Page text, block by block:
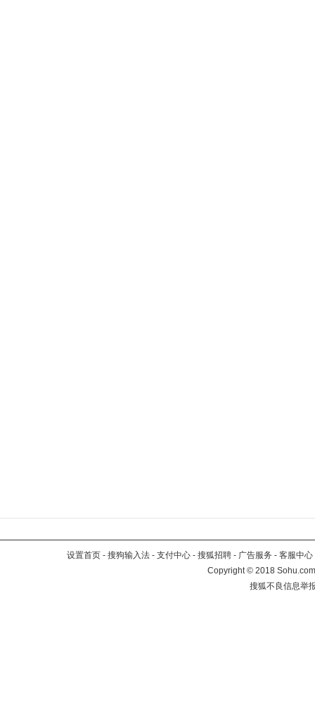
设置首页 - 搜狗输入法 - 支付中心 - 搜狐招聘 - 广告服务 - 客服中心
Copyright©2018
搜狐不良信息举